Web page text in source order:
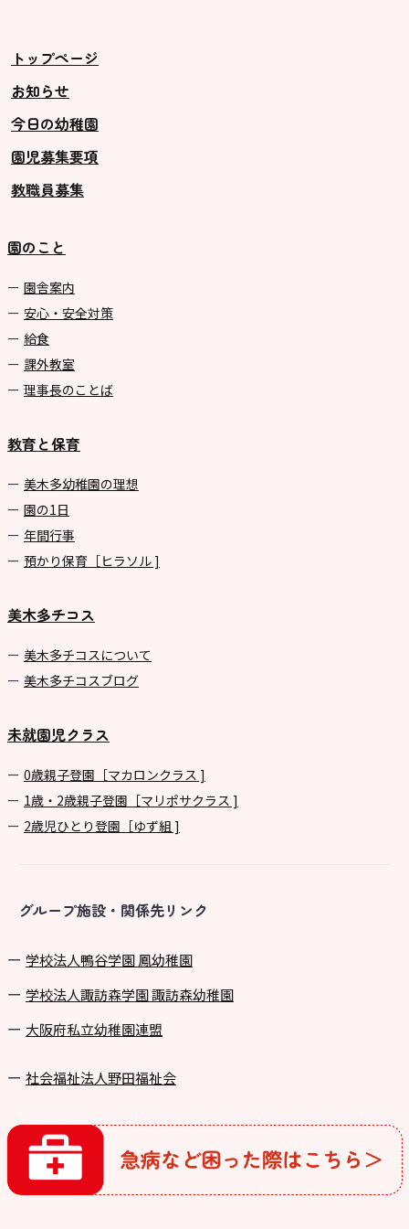
トップページ
お知らせ
今日の幼稚園
園児募集要項
教職員募集
園のこと
園舎案内
安心・安全対策
給食
課外教室
理事長のことば
教育と保育
美⽊多幼稚園の理想
園の1⽇
年間⾏事
預かり保育［ヒラソル ]
美木多チコス
美⽊多チコスについて
美⽊多チコスブログ
未就園児クラス
0歳親子登園［マカロンクラス ]
1歳・2歳親子登園［マリポサクラス ]
2歳児ひとり登園［ゆず組 ]
グループ施設・関係先リンク
学校法⼈鴨⾕学園 鳳幼稚園
学校法⼈諏訪森学園 諏訪森幼稚園
⼤阪府私⽴幼稚園連盟
社会福祉法人野田福祉会
美⽊多チコスについて
未就園児クラス
0歳親子登園［マカロンクラス ]
1歳・2歳親子登園［マリポサクラ
2歳児ひとり登園［ゆず組 ]
グループ施設・
関係先リンク
学校法⼈鴨⾕学園 鳳幼稚園
学校法⼈諏訪森学園 諏訪森幼稚
⼤阪府私⽴幼稚園連盟
社会福祉法人野田福祉会